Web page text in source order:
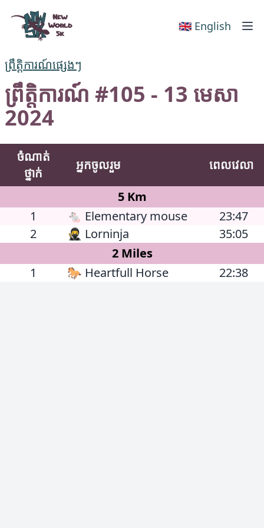
New World 5k
🇬🇧 English
ព្រឹត្តិការណ៍ផ្សេងៗ
ព្រឹត្តិការណ៍ #105 - 13 មេសា
2024
ចំណាត់
ថ្នាក់
អ្នកចូលរួម
ពេលវេលា
5 Km
1
🐁 Elementary mouse
23:47
2
🥷 Lorninja
35:05
2 Miles
1
🐎 Heartfull Horse 22:38